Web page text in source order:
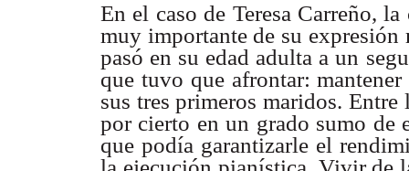
En el caso de Teresa Carreño,
muy importante de su
pasó en su edad adulta a un
que tuvo que afrontar:
sus tres primeros maridos. Entre
por cierto en un grado sumo de
que podía garantizarle el